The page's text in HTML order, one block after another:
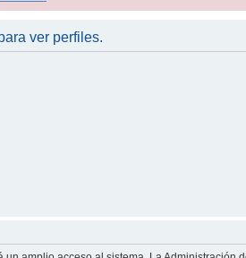
ver perfiles.